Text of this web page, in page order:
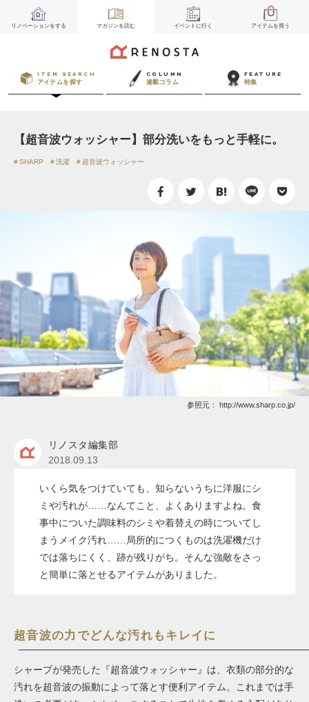
リノベーションをする マガジンを読む イベント に行く アイテムを買う
ITEM SEARCH
アイテムを探す
COLUMN
連載コラム
FEATURE
特集
【超音波ウォッシャー】部分洗いをもっと手軽に。
SHARP 洗濯 超音波ウォッシャー
参照元： http://www.sharp.co.jp/
リノスタ編集部
2018.09.13
いくら気をつけていても、知らないうちに洋服にシ
ミや汚れが……なんてこと、よくありますよね。食
事中についた調味料のシミや着替えの時についてし
まうメイク汚れ……局所的につくものは洗濯機だけ
では落ちにくく、跡が残りがち。そんな強敵をさっ
と簡単に落とせるアイテムがありました。
超音波の力でどんな汚れもキレイに
シャープが発売した『超音波ウォッシャー』は、衣類の部分的な
汚れを超音波の振動によって落とす便利アイテム。これまでは手